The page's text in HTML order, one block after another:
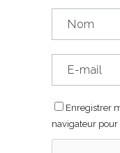
Enregistrer
navigateur